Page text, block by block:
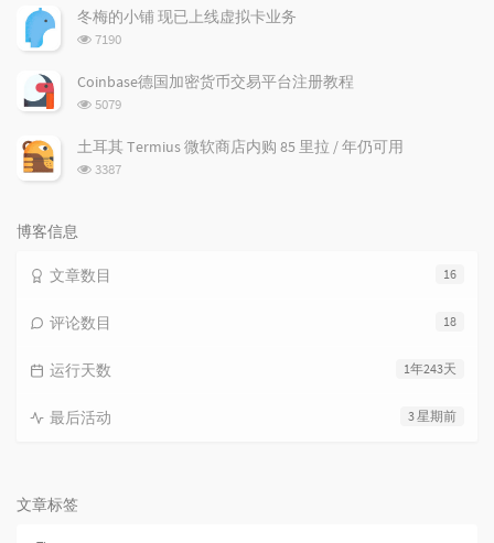
次
数:
冬梅的小铺 现已上线虚拟卡业务
浏
次
7190
Coinbase德国加密货币交易平台注册教程
浏
次
数:
5079
土耳其 Termius 微软商店内购 85 里拉 / 年仍可用
浏
3387
博客信息
16
文章数目
18
评论数目
1年243天
运行天数
3 星期前
最后活动
文章标签